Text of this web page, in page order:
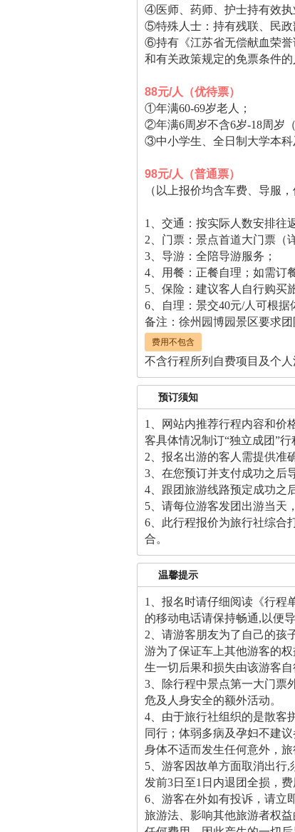
④医师、药师、护士持有效执
⑤特殊人士：持有残联、民
⑥持有《江苏省无偿献血荣誉
和有关政策规定的免票条件的
88元/人（优待票）
①年满60-69岁老人；
②年满6周岁不含6岁-18周岁
③中小学生、全日制大学本科
98元/人（普通票）
（以上报价均含车费、导服
1、交通：按实际人数安排往
2、门票：景点首道大门票（
3、导游：全陪导游服务；
4、用餐：正餐自理；如需订
5、保险：建议客人自行购买
6、自理：景交40元/人可根
备注：徐州园博园景区要求
费用不包含
不含行程所列自费项目及个人
预订须知
1、网站内推荐行程内容和价
客具体情况制订“独立成团”行
2、报名出游的客人需提供准
3、在您预订并支付成功之后
4、跟团旅游线路预定成功之
5、请每位游客发团出游当天
6、此行程报价为旅行社综合
合。
温馨提示
1、报名时请仔细阅读《行程
的移动电话请保持畅通,以便
2、请游客朋友为了自己的孩
游为了保证车上其他游客的
生一切后果和损失由该游客自
3、除行程中景点第一大门票
危及人身安全的额外活动。
4、由于旅行社组织的是散客
同行；体弱多病及孕妇不建
身体不适而发生任何意外，旅
5、游客因故单方面取消出行
发前3日至1日内退团全损，
6、游客在外如有投诉，请立
旅游法、影响其他旅游者权